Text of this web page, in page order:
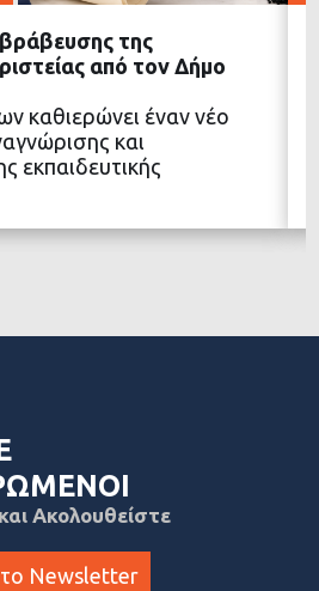
ΠΕΡΙΣΣΟΤΕΡΑ
της
από τον Δήμο
καθιερώνει έναν νέο
και
εκπαιδευτικής
Ακολουθείστε
Newsletter